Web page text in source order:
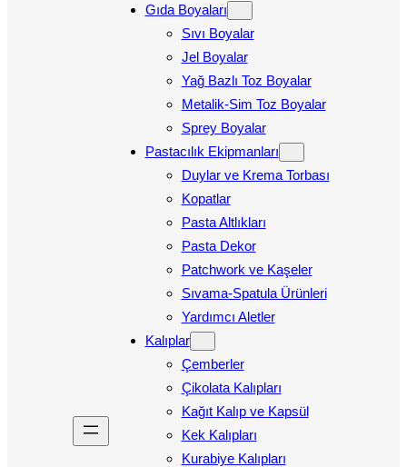
Gıda Boyaları
Sıvı Boyalar
Jel Boyalar
Yağ Bazlı Toz Boyalar
Metalik-Sim Toz Boyalar
Sprey Boyalar
Pastacılık Ekipmanları
Duylar ve Krema Torbası
Kopatlar
Pasta Altlıkları
Pasta Dekor
Patchwork ve Kaşeler
Sıvama-Spatula Ürünleri
Yardımcı Aletler
Kalıplar
Çemberler
Çikolata Kalıpları
Kağıt Kalıp ve Kapsül
Kek Kalıpları
Kurabiye Kalıpları